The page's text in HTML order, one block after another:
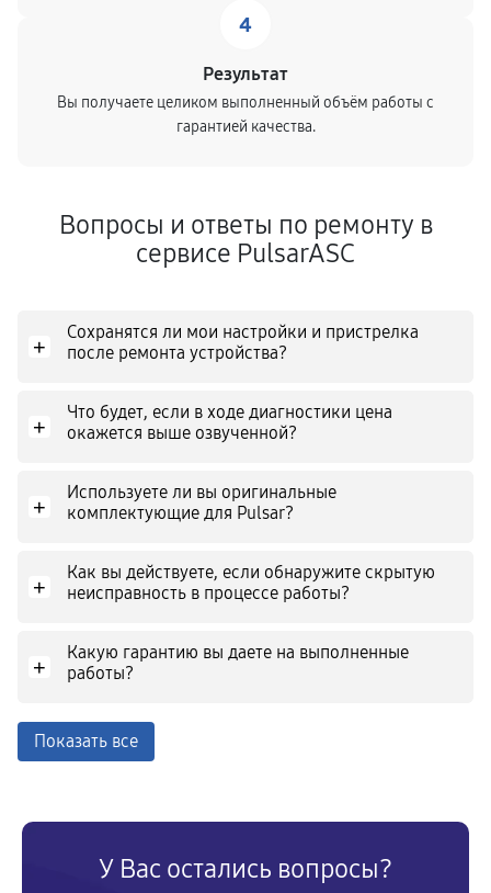
4
Результат
Вы получаете целиком выполненный объём работы с
гарантией качества.
Вопросы и ответы по ремонту в
сервисе PulsarASC
+
Сохранятся ли мои настройки и пристрелка
после ремонта устройства?
+
Что будет, если в ходе диагностики цена
окажется выше озвученной?
+
Используете ли вы оригинальные
комплектующие для Pulsar?
+
Как вы действуете, если обнаружите скрытую
неисправность в процессе работы?
+
Какую гарантию вы даете на выполненные
работы?
Показать все
У Вас остались вопросы?